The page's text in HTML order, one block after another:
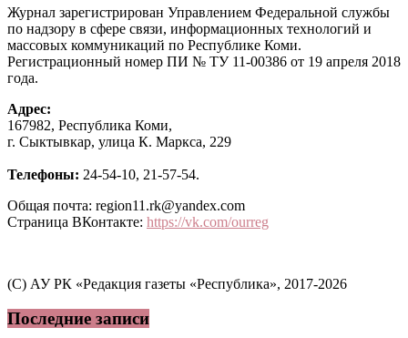
Журнал зарегистрирован Управлением Федеральной службы
по надзору в сфере связи, информационных технологий и
массовых коммуникаций по Республике Коми.
Регистрационный номер ПИ № ТУ 11-00386 от 19 апреля 2018
года.
Адрес:
167982, Республика Коми,
г. Сыктывкар, улица К. Маркса, 229
Телефоны: 24-54-10, 21-57-54.
Общая почта: region11.rk@yandex.com
Страница ВКонтакте: https://vk.com/ourreg
(C) АУ РК «Редакция газеты «Республика», 2017-2026
Последние записи